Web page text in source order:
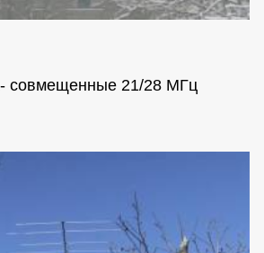
совмещенные 21/28 МГц